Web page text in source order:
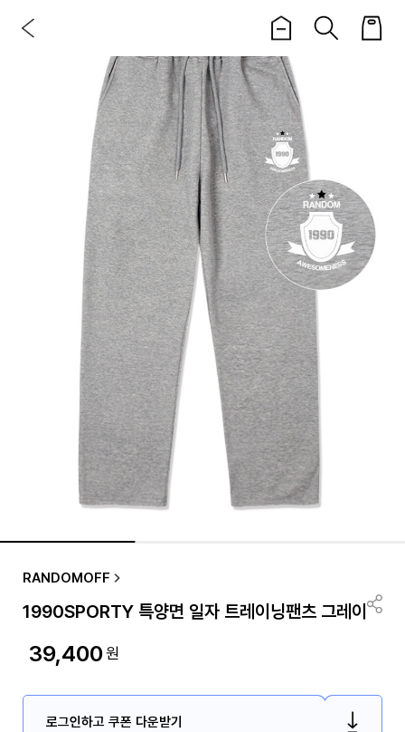
RANDOMOFF
1990SPORTY 특양면 일자 트레이닝팬츠 그레이
39,400원
로그인하고 쿠폰 다운받기